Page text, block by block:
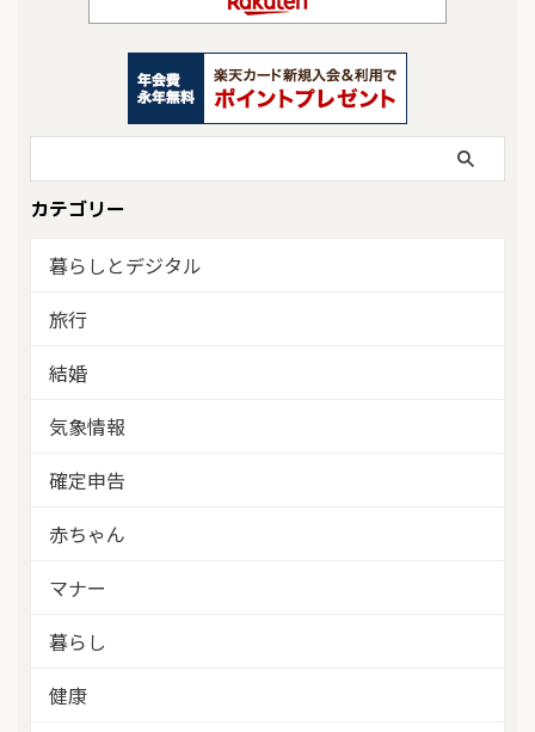
カテゴリー
暮らしとデジタル
旅行
結婚
気象情報
確定申告
赤ちゃん
マナー
暮らし
健康